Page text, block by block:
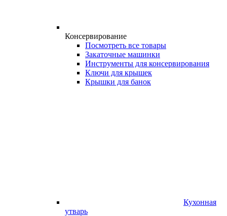
Консервирование
Посмотреть все товары
Закаточные машинки
Инструменты для консервирования
Ключи для крышек
Крышки для банок
Кухонная
утварь